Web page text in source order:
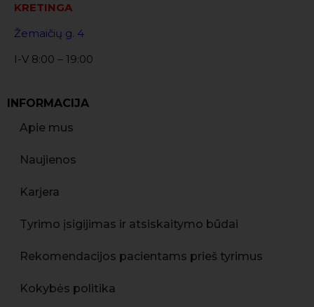
KRETINGA
Žemaičių g. 4
I-V 8:00 – 19:00
INFORMACIJA
Apie mus
Naujienos
Karjera
Tyrimo įsigijimas ir atsiskaitymo būdai
Rekomendacijos pacientams prieš tyrimus
Kokybės politika